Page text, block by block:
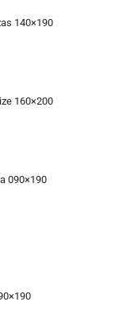
140×190
160×200
090×190